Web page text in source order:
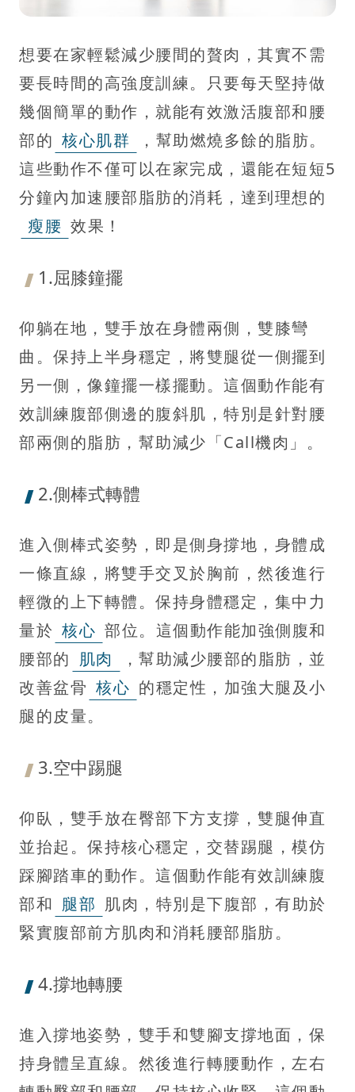
想要在家輕鬆減少腰間的贅肉，其實不需
要長時間的高強度訓練。只要每天堅持做
幾個簡單的動作，就能有效激活腹部和腰
部的 核心肌群
，幫助燃燒多餘的脂肪。
這些動作不僅可以在家完成，還能在短短5
分鐘內加速腰部脂肪的消耗，達到理想的
瘦腰 效果！
1.屈膝鐘擺
仰躺在地，雙手放在身體兩側，雙膝彎
曲。保持上半身穩定，將雙腿從一側擺到
另一側，像鐘擺一樣擺動。這個動作能有
效訓練腹部側邊的腹斜肌，特別是針對腰
部兩側的脂肪，幫助減少「Call機肉」。
2.側棒式轉體
進入側棒式姿勢，即是側身撐地，身體成
一條直線，將雙手交叉於胸前，然後進行
輕微的上下轉體。保持身體穩定，集中力
量於 核心 部位。這個動作能加強側腹和
腰部的 肌肉
，幫助減少腰部的脂肪，並
改善盆骨 核心 的穩定性，加強大腿及小
腿的皮量。
3.空中踢腿
仰臥，雙手放在臀部下方支撐，雙腿伸直
並抬起。保持核心穩定，交替踢腿，模仿
踩腳踏車的動作。這個動作能有效訓練腹
部和 腿部 肌肉，特別是下腹部，有助於
緊實腹部前方肌肉和消耗腰部脂肪。
4.撐地轉腰
進入撐地姿勢，雙手和雙腳支撐地面，保
持身體呈直線。然後進行轉腰動作，左右